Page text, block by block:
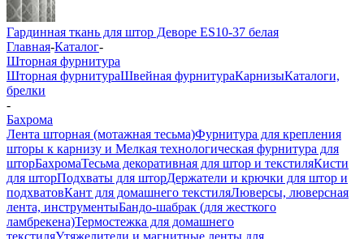
Гардинная ткань для штор Деворе ES10-37 белая
Главная-Каталог-
Шторная фурнитура
Шторная фурнитураШвейная фурнитураКарнизыКаталоги,
брелки
-
Бахрома
Лента шторная (мотажная тесьма)Фурнитура для крепления
шторы к карнизу и Мелкая технологическая фурнитура для
шторБахромаТесьма декоративная для штор и текстиляКисти
для шторПодхваты для шторДержатели и крючки для штор и
подхватовКант для домашнего текстиляЛюверсы, люверсная
лента, инструментыБандо-шабрак (для жесткого
ламбрекена)Термостежка для домашнего
текстиляУтяжелители и магнитные ленты для